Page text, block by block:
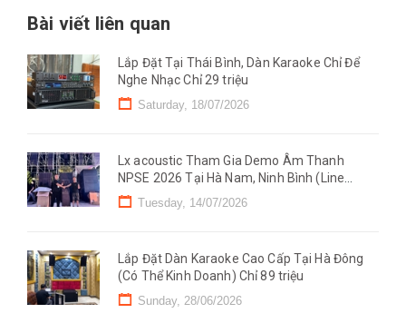
Bài viết liên quan
Lắp Đặt Tại Thái Bình, Dàn Karaoke Chỉ Để
Nghe Nhạc Chỉ 29 triệu
Saturday, 18/07/2026
Lx acoustic Tham Gia Demo Âm Thanh
NPSE 2026 Tại Hà Nam, Ninh Bình (Line
Mono)
Tuesday, 14/07/2026
Lắp Đặt Dàn Karaoke Cao Cấp Tại Hà Đông
(Có Thể Kinh Doanh) Chỉ 89 triệu
Sunday, 28/06/2026